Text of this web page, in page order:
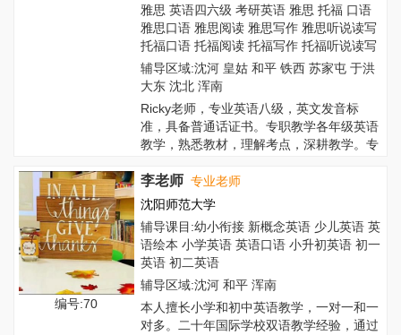
雅思 英语四六级 考研英语 雅思 托福 口语
雅思口语 雅思阅读 雅思写作 雅思听说读写
托福口语 托福阅读 托福写作 托福听说读写
辅导区域:沈河 皇姑 和平 铁西 苏家屯 于洪
大东 沈北 浑南
Ricky老师，专业英语八级，英文发音标
准，具备普通话证书。专职教学各年级英语
教学，熟悉教材，理解考点，深耕教学。专
编号:70
李老师 专业老师
沈阳师范大学
辅导课目:幼小衔接 新概念英语 少儿英语 英
语绘本 小学英语 英语口语 小升初英语 初一
英语 初二英语
辅导区域:沈河 和平 浑南
本人擅长小学和初中英语教学，一对一和一
对多。二十年国际学校双语教学经验，通过